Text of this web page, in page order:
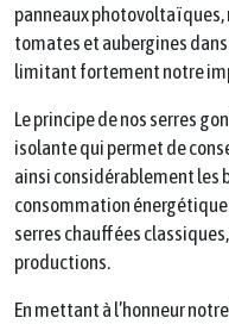
panneaux
tomates et aubergines
limitant fortement notre
Le principe de nos serres
isolante qui permet de
ainsi considérablement les
consommation
serres chauffées
productions.
En mettant à l’honneur